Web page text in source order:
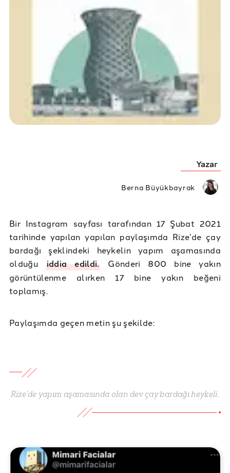
Yazar
Berna Büyükbayrak
Bir Instagram sayfası tarafından 17 Şubat 2021
tarihinde yapılan yapılan paylaşımda Rize’de çay
bardağı şeklindeki heykelin yapım aşamasında
olduğu iddia edildi. Gönderi 800 bine yakın
görüntülenme alırken 17 bine yakın beğeni
toplamış.
Paylaşımda geçen metin şu şekilde:
Rize’de yapım aşamasında olan dev çay bardağı heykeli.